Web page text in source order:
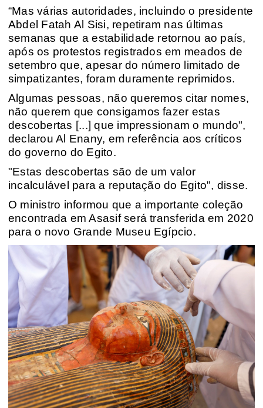
“Mas várias autoridades, incluindo o presidente
Abdel Fatah Al Sisi, repetiram nas últimas
semanas que a estabilidade retornou ao país,
após os protestos registrados em meados de
setembro que, apesar do número limitado de
simpatizantes, foram duramente reprimidos.
Algumas pessoas, não queremos citar nomes,
não querem que consigamos fazer estas
descobertas [...] que impressionam o mundo",
declarou Al Enany, em referência aos críticos
do governo do Egito.
"Estas descobertas são de um valor
incalculável para a reputação do Egito", disse.
O ministro informou que a importante coleção
encontrada em Asasif será transferida em 2020
para o novo Grande Museu Egípcio.